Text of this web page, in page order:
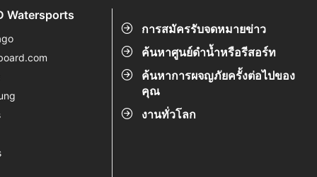
การสมัครรับจดหมายข่าว
ค้นหาศูนย์ดำน้ำหรือรีสอร์ท
ค้นหาการผจญภัยครั้งต่อไปของ
คุณ
งานทั่วโลก
Watersports